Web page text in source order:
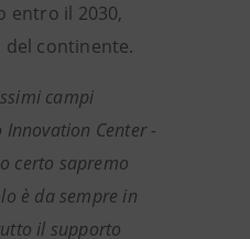
entro il 2030,
continente.
campi
Center -
certo sapremo
è da sempre in
il supporto